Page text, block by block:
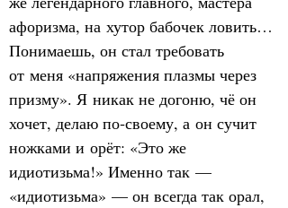
афоризма, на хутор бабочек ловить…
Понимаешь, он стал требовать
от меня «напряжения плазмы через
призму». Я никак не догоню, чё он
хочет, делаю по‑своему, а он сучит
ножками и орёт: «Это же
идиотизьма!» Именно так —
«идиотизьма» — он всегда так орал,